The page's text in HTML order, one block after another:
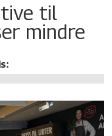
til
mindre